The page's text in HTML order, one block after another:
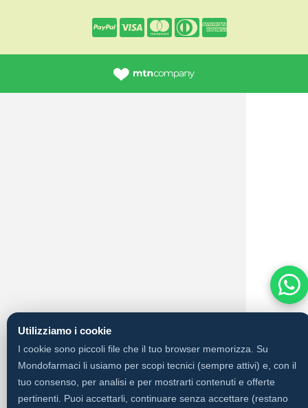
Utilizziamo i cookie
I cookie sono piccoli file che il tuo browser memorizza. Su
Mondofarmaci li usiamo per scopi tecnici (sempre attivi) e, con il
tuo consenso, per analisi e per mostrarti contenuti e offerte
pertinenti. Puoi accettarli, continuare senza accettare (restano